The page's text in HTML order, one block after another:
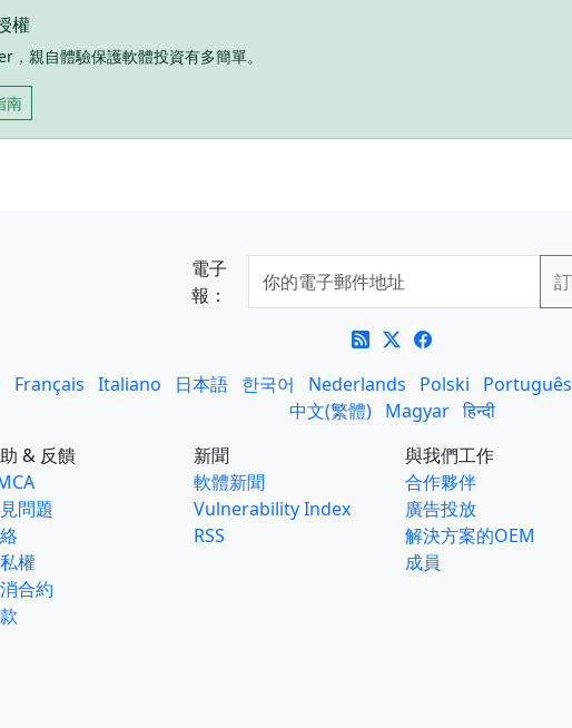
權
親自體驗保護軟體投資有多簡單。
南
電子
報：
Français Italiano 日本語 한국어 Nederlands Polski Português
中文(繁體)
Magyar हिन्दी
& 反饋
問題
權
合約
新聞
軟體新聞
Vulnerability Index
RSS
與我們工作
合作夥伴
廣告投放
解決方案的OEM
成員